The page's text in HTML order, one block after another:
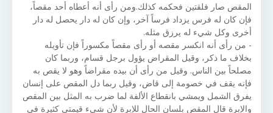
المقص صار فلقتين فحكمه كذلك.ومن رأى أنه أعطاه أحد مقصاً،
فإن كان له فرس يزداد فرساً آخر، وإن كان له دار يحصل له دار
أخرى وكل شيء له يرزق مثله.
- من رأى أنه انكسر مقصه أو رأى مقصاً مكسوراً فإن تأويله
بخلاف ما ذكر، وقيل المقراض يؤول برجل قسام، وربما كان
مصلحاً بين الناس. وقيل من رأى أن بيده مقراضاً وهو لا يقص به
فإنه يقف في خصومة إلى قاض، وقيل ربما دل المقص على إنسان
يفرق الشمل ويمشي بانقطاع الألفة لما ضرب به المثل بين المقص
والإبرة قال المقص بلسان الحال للإبرة لأن شيء قيمتي كثيرة في